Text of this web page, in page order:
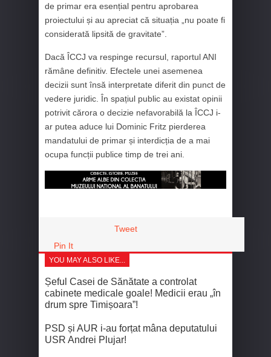
de primar era esențial pentru aprobarea
proiectului și au apreciat că situația „nu poate fi
considerată lipsită de gravitate”.
Dacă ÎCCJ va respinge recursul, raportul ANI
rămâne definitiv. Efectele unei asemenea
decizii sunt însă interpretate diferit din punct de
vedere juridic. În spațiul public au existat opinii
potrivit cărora o decizie nefavorabilă la ÎCCJ i-
ar putea aduce lui Dominic Fritz pierderea
mandatului de primar și interdicția de a mai
ocupa funcții publice timp de trei ani.
Tweet
Pin It
YOU MAY ALSO LIKE...
Șeful Casei de Sănătate a controlat
cabinete medicale goale! Medicii erau „în
drum spre Timișoara”!
PSD și AUR i-au forțat mâna deputatului
USR Andrei Plujar!